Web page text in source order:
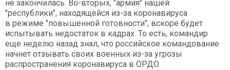
не закончилась. Во-вторых, "армия" нашей
"республики", находящейся из-за коронавируса
в режиме "повышенной готовности", вскоре будет
испытывать недостаток в кадрах. То есть, командир
еще неделю назад знал, что российское командование
начнет отзывать своих военных из-за угрозы
распространения коронавируса в ОРДО.